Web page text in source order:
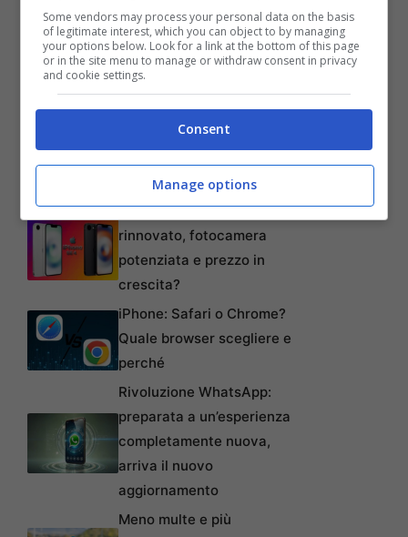
Articoli recentiL’errore da 780 Milioni di
dollari: la storia dei Bitcoin
Realtà virtuale al top:
Quest 3 e 3S!
iPhone SE 4: design
rinnovato, fotocamera
potenziata e prezzo in
crescita?
iPhone: Safari o Chrome?
Quale browser scegliere e
perché
Rivoluzione WhatsApp:
preparata a un’esperienza
completamente nuova,
arriva il nuovo
aggiornamento
Meno multe e più
Some vendors may process your personal data on the basis
of legitimate interest, which you can object to by managing
your options below. Look for a link at the bottom of this page
or in the site menu to manage or withdraw consent in privacy
and cookie settings.
Consent
Manage options